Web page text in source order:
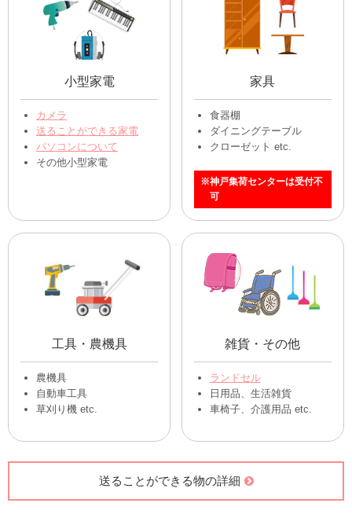
小型家電
カメラ
送ることができる家電
パソコンについて
その他小型家電
家具
食器棚
ダイニングテーブル
クローゼット etc.
※神戸集荷センターは受付不
可
工具・農機具
農機具
自動車工具
草刈り機 etc.
雑貨・その他
ランドセル
日用品、生活雑貨
車椅子、介護用品 etc.
送ることができる物の詳細